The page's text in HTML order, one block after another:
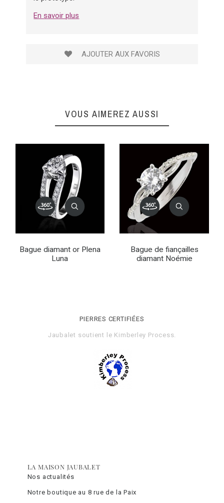
En savoir plus
AJOUTER AUX FAVORIS
VOUS AIMEREZ AUSSI
Bague diamant or Plena
Luna
Bague de fiançailles
diamant Noémie
PIERRES CERTIFIÉES
Jaubalet soutient le Kimberley Process
LA MAISON JAUBALET
Nos actualités
Notre boutique au 8 rue de la Paix